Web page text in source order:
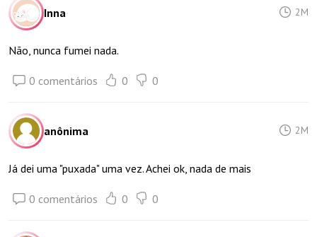
Inna 2M
Não, nunca fumei nada.
0 comentários 0 0
anônima 2M
Já dei uma "puxada" uma vez. Achei ok, nada de mais
0 comentários 0 0